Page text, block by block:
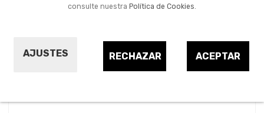
consulte nuestra Política de Cookies.
AJUSTES ACEPTAR
RECHAZAR
Ordenar por: